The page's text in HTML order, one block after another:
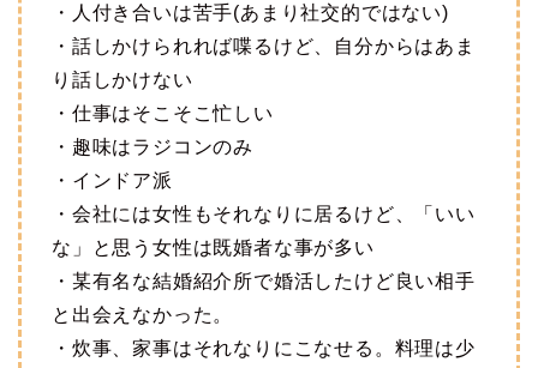
・人付き合いは苦手(あまり社交的ではない)
・話しかけられれば喋るけど、自分からはあま
り話しかけない
・仕事はそこそこ忙しい
・趣味はラジコンのみ
・インドア派
・会社には女性もそれなりに居るけど、「いい
な」と思う女性は既婚者な事が多い
・某有名な結婚紹介所で婚活したけど良い相手
と出会えなかった。
・炊事、家事はそれなりにこなせる。料理は少